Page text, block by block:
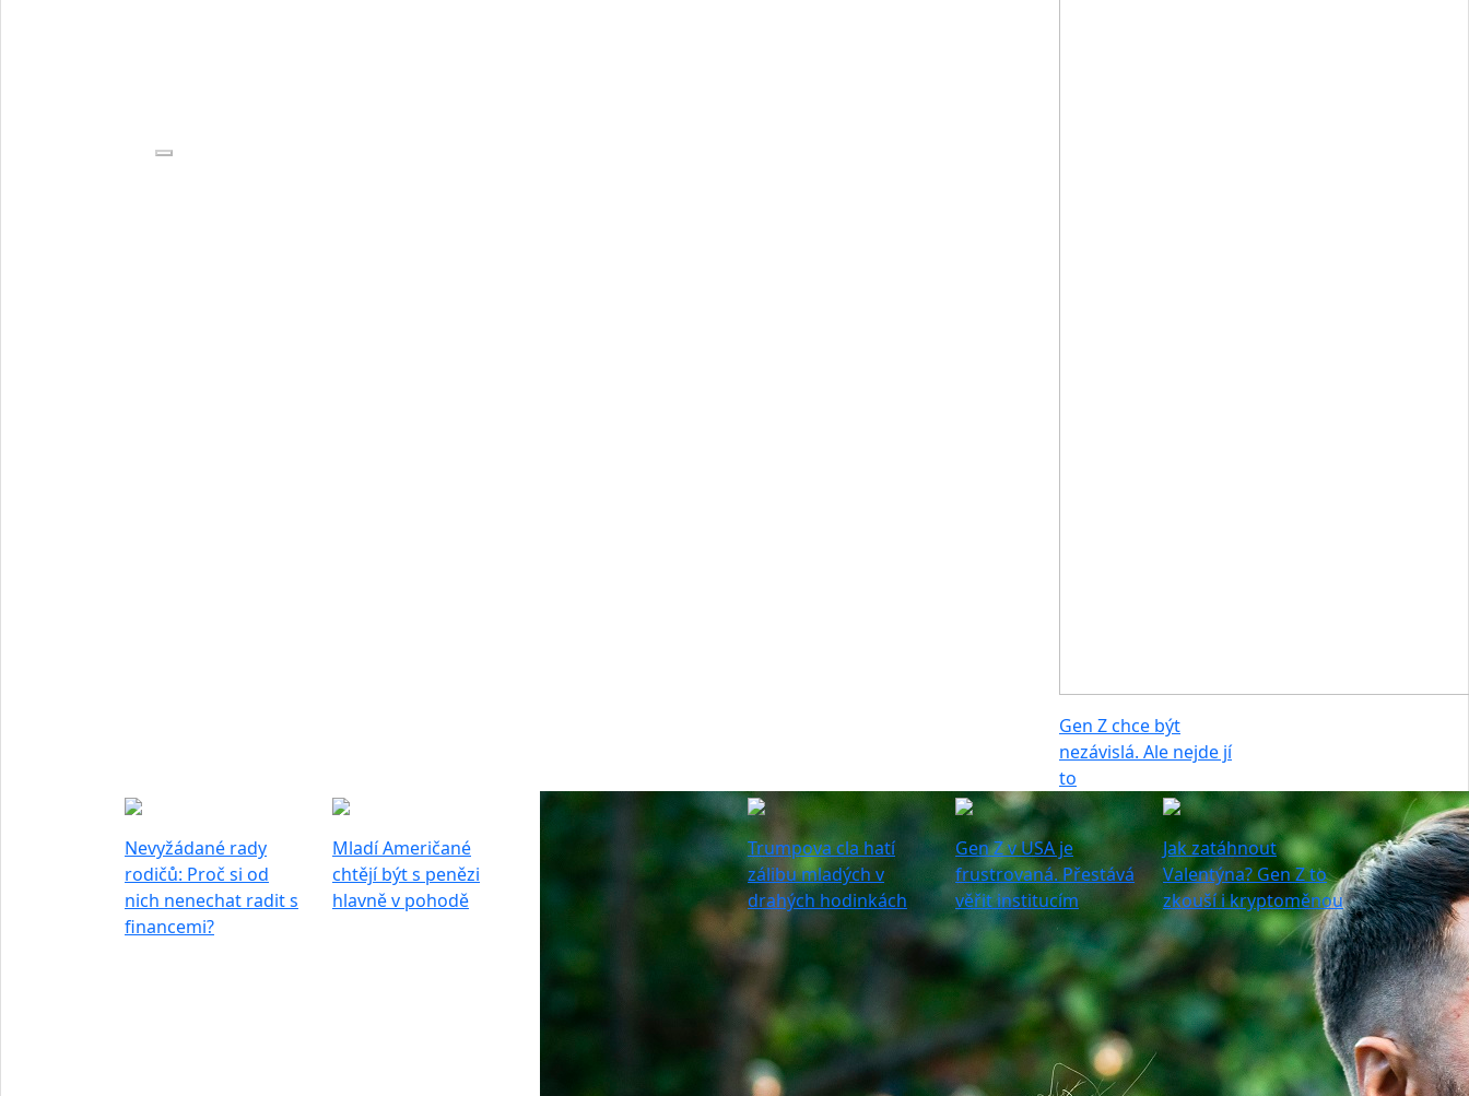
Gen Z chce být
nezávislá. Ale nejde jí
to
Nevyžádané rady
rodičů: Proč si od
nich nenechat radit s
financemi?
Mladí Američané
chtějí být s penězi
hlavně v pohodě
Trumpova cla hatí
zálibu mladých v
drahých hodinkách
Gen Z v USA je
frustrovaná. Přestává
věřit institucím
Jak zatáhnout
Valentýna? Gen Z to
zkouší i kryptoměnou